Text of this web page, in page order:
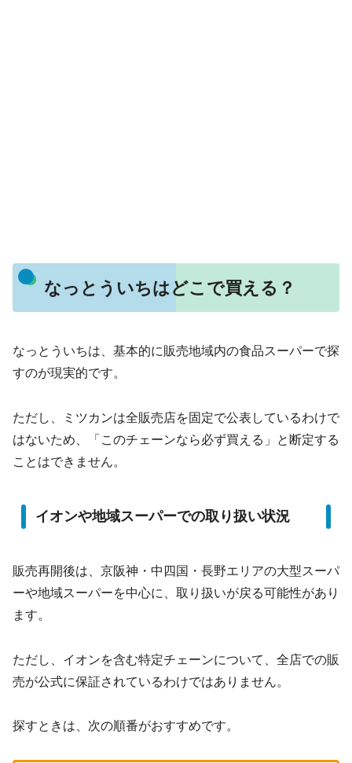
なっとういちはどこで買える？
なっとういちは、基本的に販売地域内の食品スーパーで探
すのが現実的です。
ただし、ミツカンは全販売店を固定で公表しているわけで
はないため、「このチェーンなら必ず買える」と断定する
ことはできません。
イオンや地域スーパーでの取り扱い状況
販売再開後は、京阪神・中四国・長野エリアの大型スーパ
ーや地域スーパーを中心に、取り扱いが戻る可能性があり
ます。
ただし、イオンを含む特定チェーンについて、全店での販
売が公式に保証されているわけではありません。
探すときは、次の順番がおすすめです。